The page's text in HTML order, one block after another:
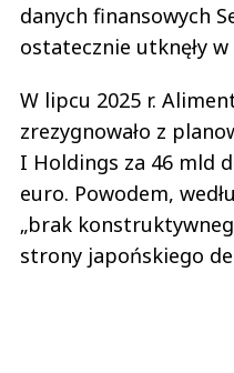
danych finansowych
ostatecznie utknęły
W lipcu 2025 r.
zrezygnowało z
I Holdings za 46 mld
euro. Powodem,
„brak
strony japońskiego